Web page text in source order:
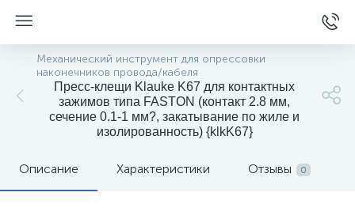
Механический инструмент для опрессовки
наконечников провода/кабеля
Пресс-клещи Klauke K67 для контактных
зажимов типа FASTON (контакт 2.8 мм,
сечение 0.1-1 мм?, закатывание по жиле и
изолированность) {klkK67}
Описание Характеристики Отзывы 0